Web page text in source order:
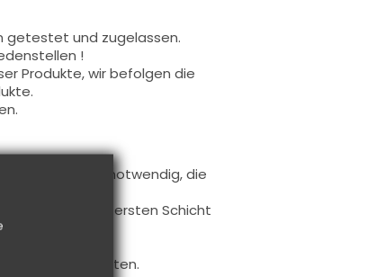
getestet und zugelassen.
!
Produkte, wir befolgen die
(es ist nicht notwendig, die
freie Kante zur ersten Schicht
möchten.